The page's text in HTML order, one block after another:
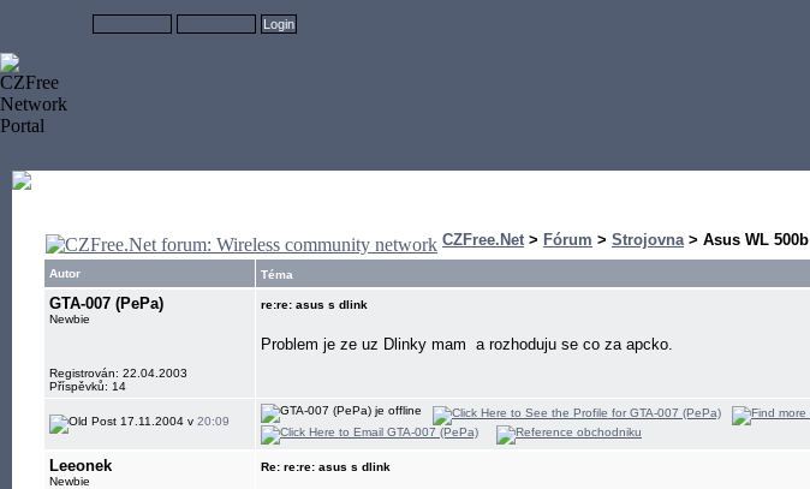
CZFree.Net > Fórum > Strojovna> Asus WL 500b
Autor
Téma
GTA-007 (PePa)
Newbie
Registrován: 22.04.2003
Příspěvků: 14
re:re: asus s dlink
Problem je ze uz Dlinky mam a rozhoduju se co za apcko.
17.11.2004 v 20:09
Leeonek
Newbie
Re: re:re: asus s dlink